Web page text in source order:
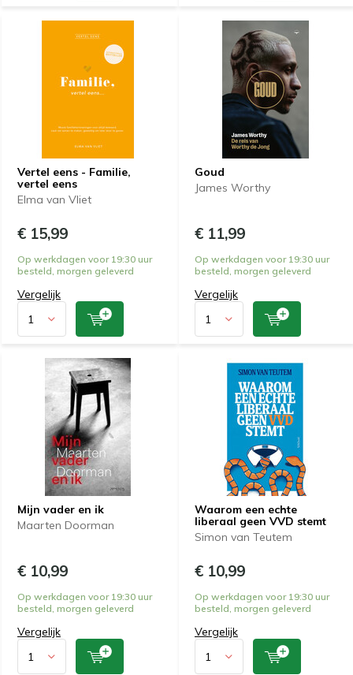
Vertel eens - Familie,
vertel eens
Elma van Vliet
€ 15,99
Op werkdagen voor 19:30 uur
besteld, morgen geleverd
Vergelijk
Goud
James Worthy
€ 11,99
Op werkdagen voor 19:30 uur
besteld, morgen geleverd
Vergelijk
Mijn vader en ik
Maarten Doorman
€ 10,99
Op werkdagen voor 19:30 uur
besteld, morgen geleverd
Vergelijk
Waarom een echte
liberaal geen VVD stemt
Simon van Teutem
€ 10,99
Op werkdagen voor 19:30 uur
besteld, morgen geleverd
Vergelijk